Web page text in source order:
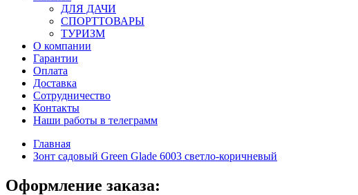
ДЛЯ ДАЧИ
СПОРТТОВАРЫ
ТУРИЗМ
О компании
Гарантии
Оплата
Доставка
Сотрудничество
Контакты
Наши работы в телеграмм
Главная
Зонт садовый Green Glade 6003 светло-коричневый
Оформление заказа: